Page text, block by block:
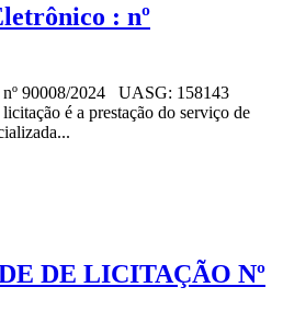
: nº
nº 90008/2024 UASG: 158143
é a prestação do serviço de
DE LICITAÇÃO Nº